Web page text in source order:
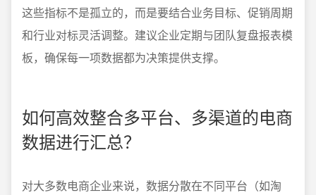
这些指标不是孤立的，而是要结合业务目标、促销周期
和行业对标灵活调整。建议企业定期与团队复盘报表模
板，确保每一项数据都为决策提供支撑。
如何高效整合多平台、多渠道的电商
数据进行汇总？
对大多数电商企业来说，数据分散在不同平台（如淘